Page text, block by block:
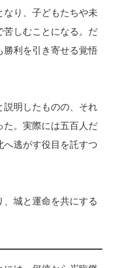
なり、子どもたちや未
苦しむことになる。だ
勝利を引き寄せる覚悟
説明したものの、それ
た。実際には五百人だ
へ逃がす役目を託すつ
城と運命を共にする